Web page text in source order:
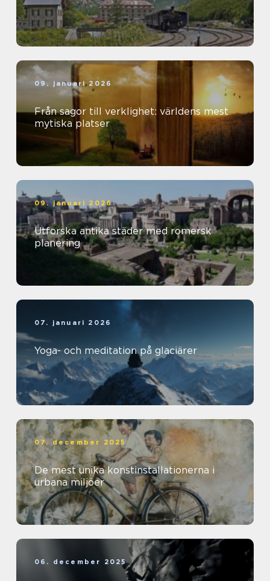
09. januari 2026
Från sagor till verklighet: världens mest
mytiska platser
09. januari 2026
Utforska antika städer med romersk
planering
07. januari 2026
Yoga- och meditation på glaciärer
07. december 2025
De mest unika konstinstallationerna i
urbana miljöer
06. december 2025